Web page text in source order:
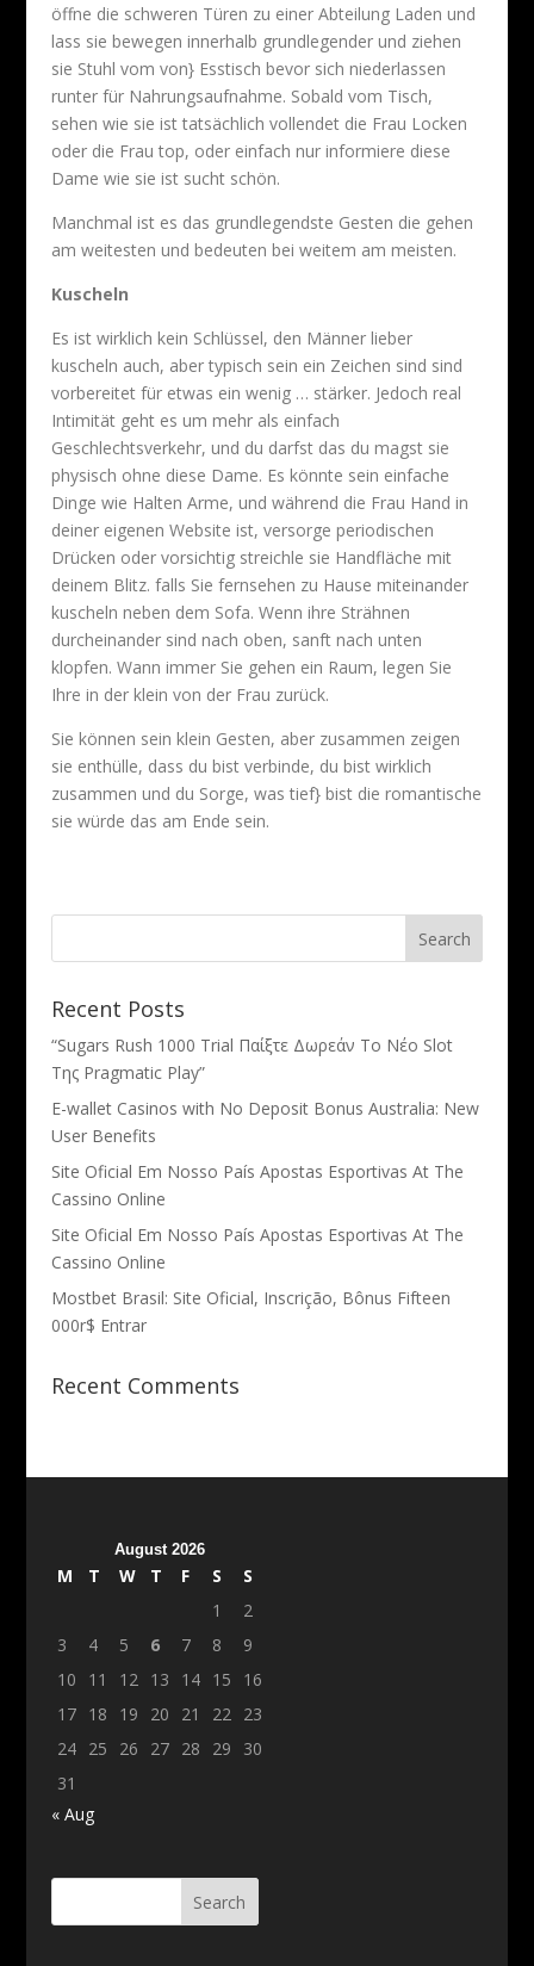
öffne die schweren Türen zu einer Abteilung Laden und
lass sie bewegen innerhalb grundlegender und ziehen
sie Stuhl vom von} Esstisch bevor sich niederlassen
runter für Nahrungsaufnahme. Sobald vom Tisch,
sehen wie sie ist tatsächlich vollendet die Frau Locken
oder die Frau top, oder einfach nur informiere diese
Dame wie sie ist sucht schön.
Manchmal ist es das grundlegendste Gesten die gehen
am weitesten und bedeuten bei weitem am meisten.
Kuscheln
Es ist wirklich kein Schlüssel, den Männer lieber
kuscheln auch, aber typisch sein ein Zeichen sind sind
vorbereitet für etwas ein wenig … stärker. Jedoch real
Intimität geht es um mehr als einfach
Geschlechtsverkehr, und du darfst das du magst sie
physisch ohne diese Dame. Es könnte sein einfache
Dinge wie Halten Arme, und während die Frau Hand in
deiner eigenen Website ist, versorge periodischen
Drücken oder vorsichtig streichle sie Handfläche mit
deinem Blitz. falls Sie fernsehen zu Hause miteinander
kuscheln neben dem Sofa. Wenn ihre Strähnen
durcheinander sind nach oben, sanft nach unten
klopfen. Wann immer Sie gehen ein Raum, legen Sie
Ihre in der klein von der Frau zurück.
Sie können sein klein Gesten, aber zusammen zeigen
sie enthülle, dass du bist verbinde, du bist wirklich
zusammen und du Sorge, was tief} bist die romantische
sie würde das am Ende sein.
Recent Posts
“Sugars Rush 1000 Trial Παίξτε Δωρεάν Το Νέο Slot
Της Pragmatic Play”
E-wallet Casinos with No Deposit Bonus Australia: New
User Benefits
Site Oficial Em Nosso País Apostas Esportivas At The
Cassino Online
Site Oficial Em Nosso País Apostas Esportivas At The
Cassino Online
Mostbet Brasil: Site Oficial, Inscrição, Bônus Fifteen
000r$ Entrar
Recent Comments
August 2026
M T W T F S
S
1
2
3
4 5 6 7 8
9
10
11 12 13 14 15
16
17
18 19 20 21 22
23
24
25 26 27 28 29
30
31
« Aug